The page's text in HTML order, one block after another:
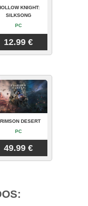
KNIGHT:
SILKSONG
PC
12.99 €
DESERT
PC
49.99 €